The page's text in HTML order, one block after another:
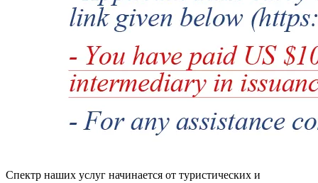
Спектр наших услуг начинается от туристических и